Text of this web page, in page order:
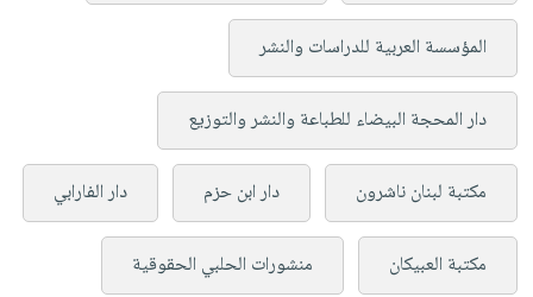
المؤسسة العربية للدراسات والنشر
دار المحجة البيضاء للطباعة والنشر والتوزيع
مكتبة لبنان ناشرون دار ابن حزم دار الفارابي
مكتبة العبيكان منشورات الحلبي الحقوقية